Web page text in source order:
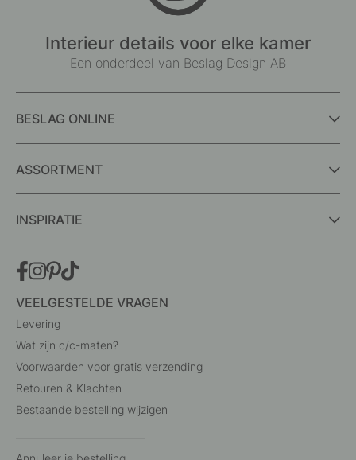
Interieur details voor elke kamer
Een onderdeel van Beslag Design AB
BESLAG ONLINE
ASSORTMENT
INSPIRATIE
VEELGESTELDE VRAGEN
Levering
Wat zijn c/c-maten?
Voorwaarden voor gratis verzending
Retouren & Klachten
Bestaande bestelling wijzigen